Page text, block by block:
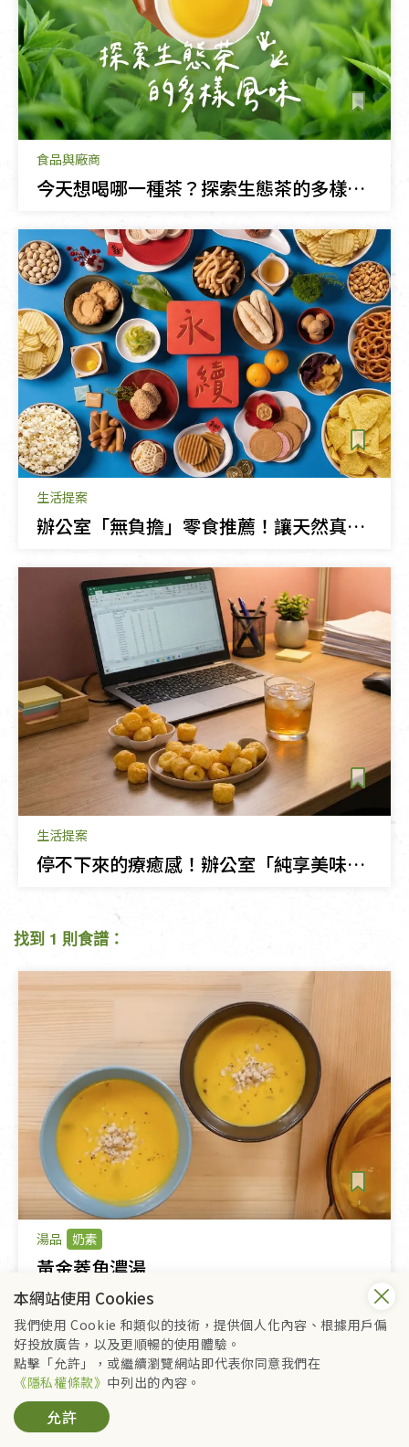
食品與廠商
今天想喝哪一種茶？探索生態茶的多樣風味
生活提案
辦公室「無負擔」零食推薦！讓天然真食陪你療癒上班午後時光
生活提案
停不下來的療癒感！辦公室「純享美味」零食大賞
找到 1 則食譜：
湯品 奶素
黃金菱角濃湯
找到 1 個活動：
本網站使用 Cookies
我們使用 Cookie 和類似的技術，提供個人化內容、根據用戶偏
好投放廣告，以及更順暢的使用體驗。
點擊「允許」，或繼續瀏覽網站即代表你同意我們在
《隱私權條款》 中列出的內容。
允許